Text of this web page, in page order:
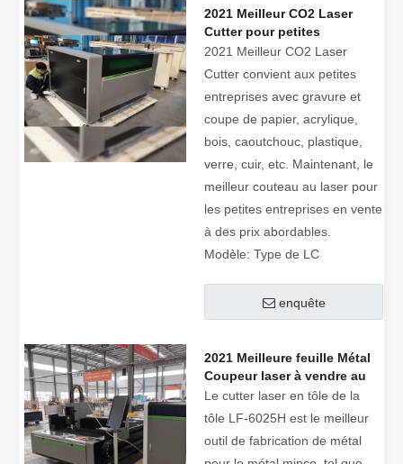
2021 Meilleur CO2 Laser
Cutter pour petites
entreprises
2021 Meilleur CO2 Laser
Cutter convient aux petites
entreprises avec gravure et
coupe de papier, acrylique,
bois, caoutchouc, plastique,
verre, cuir, etc. Maintenant, le
meilleur couteau au laser pour
les petites entreprises en vente
à des prix abordables.
Modèle: Type de LC
enquête
2021 Meilleure feuille Métal
Coupeur laser à vendre au
prix de prix
Le cutter laser en tôle de la
tôle LF-6025H est le meilleur
outil de fabrication de métal